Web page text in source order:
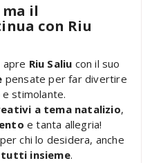
il
con Riu
apre Riu Saliu con il suo
pensate per far divertire
e stimolante.
a tema natalizio,
e tanta allegria!
chi lo desidera, anche
tutti insieme.